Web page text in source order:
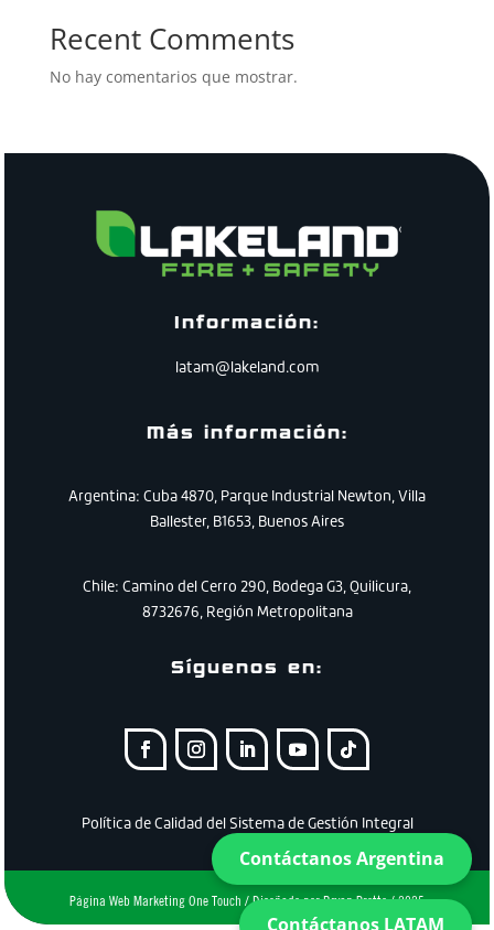
Recent Comments
No hay comentarios que mostrar.
Información:
latam@lakeland.com
Más información:
Argentina: Cuba 4870, Parque Industrial Newton, Villa
Ballester, B1653, Buenos Aires
Chile: Camino del Cerro 290, Bodega G3, Quilicura,
8732676, Región Metropolitana
Síguenos en:
Política de Calidad del Sistema de Gestión Integral
Página Web Marketing One Touch / Diseñado por Bryan Protto / 2025
Contáctanos Argentina
Contáctanos LATAM